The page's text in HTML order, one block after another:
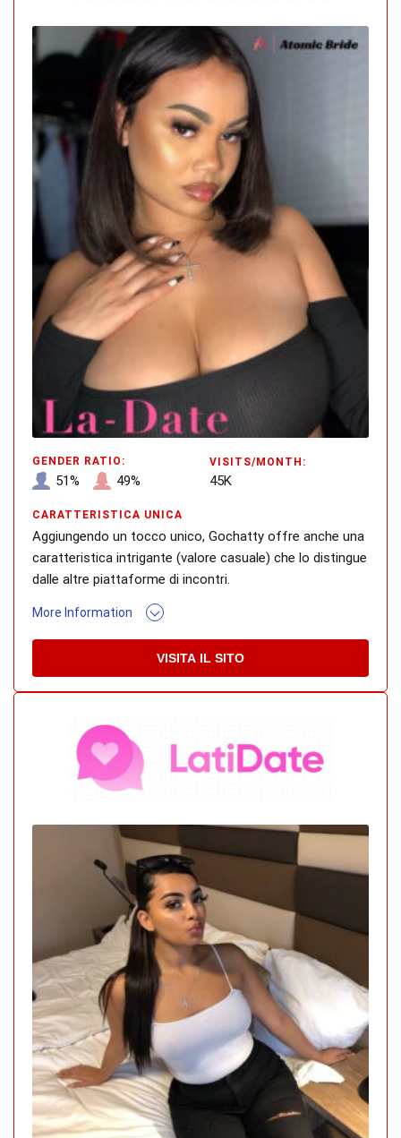
CARATTERISTICA UNICA
Aggiungendo un tocco unico, Gochatty offre anche una
caratteristica intrigante (valore casuale) che lo distingue
dalle altre piattaforme di incontri.
More Information
GENDER RATIO:
51% 49%
VISITS/MONTH:
45K
VISITA IL SITO